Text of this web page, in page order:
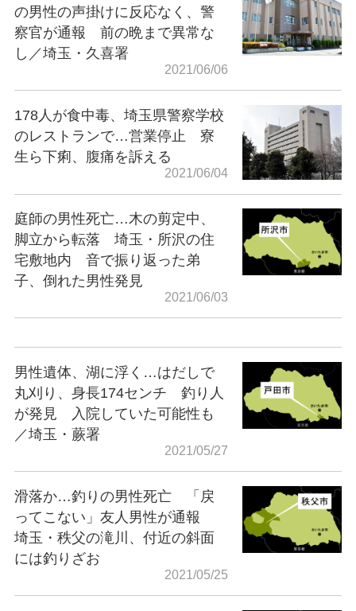
の男性の声掛けに反応なく、警
察官が通報 前の晩まで異常な
し／埼玉・久喜署
2021/06/06
178人が食中毒、埼玉県警察学校
のレストランで…営業停止 寮
生ら下痢、腹痛を訴える
2021/06/04
庭師の男性死亡…木の剪定中、
脚立から転落 埼玉・所沢の住
宅敷地内 音で振り返った弟
子、倒れた男性発見
2021/06/03
男性遺体、湖に浮く…はだしで
丸刈り、身長174センチ 釣り人
が発見 入院していた可能性も
／埼玉・蕨署
2021/05/27
滑落か…釣りの男性死亡 「戻
ってこない」友人男性が通報
埼玉・秩父の滝川、付近の斜面
には釣りざお
2021/05/25